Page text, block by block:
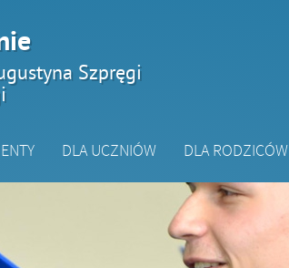
Szpręgi
DLA UCZNIÓW DLA RODZICÓW